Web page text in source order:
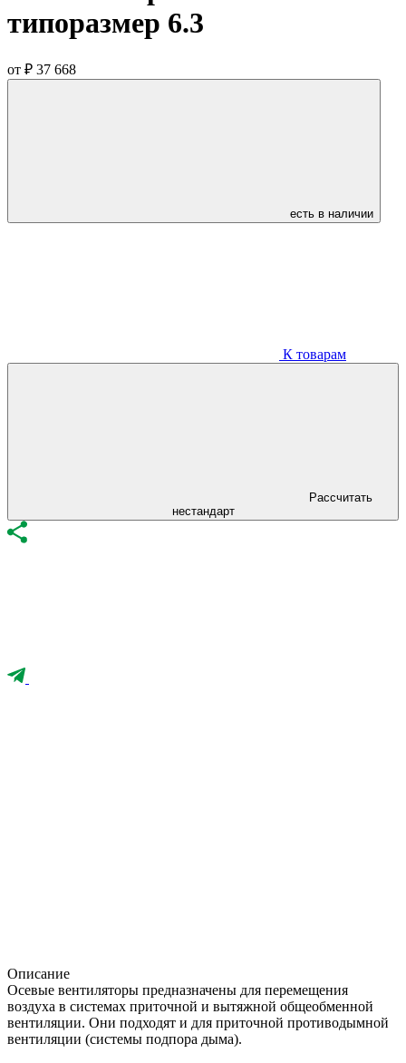
типоразмер 6.3
от ₽ 37 668
есть в наличии
К товарам
Рассчитать
нестандарт
Описание
Осевые вентиляторы предназначены для перемещения
воздуха в системах приточной и вытяжной общеобменной
вентиляции. Они подходят и для приточной противодымной
вентиляции (системы подпора дыма).